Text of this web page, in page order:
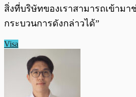
สิ่งที่บริษัทของเราสามารถเข้าม
กระบวนการดังกล่าวได้”
Visa